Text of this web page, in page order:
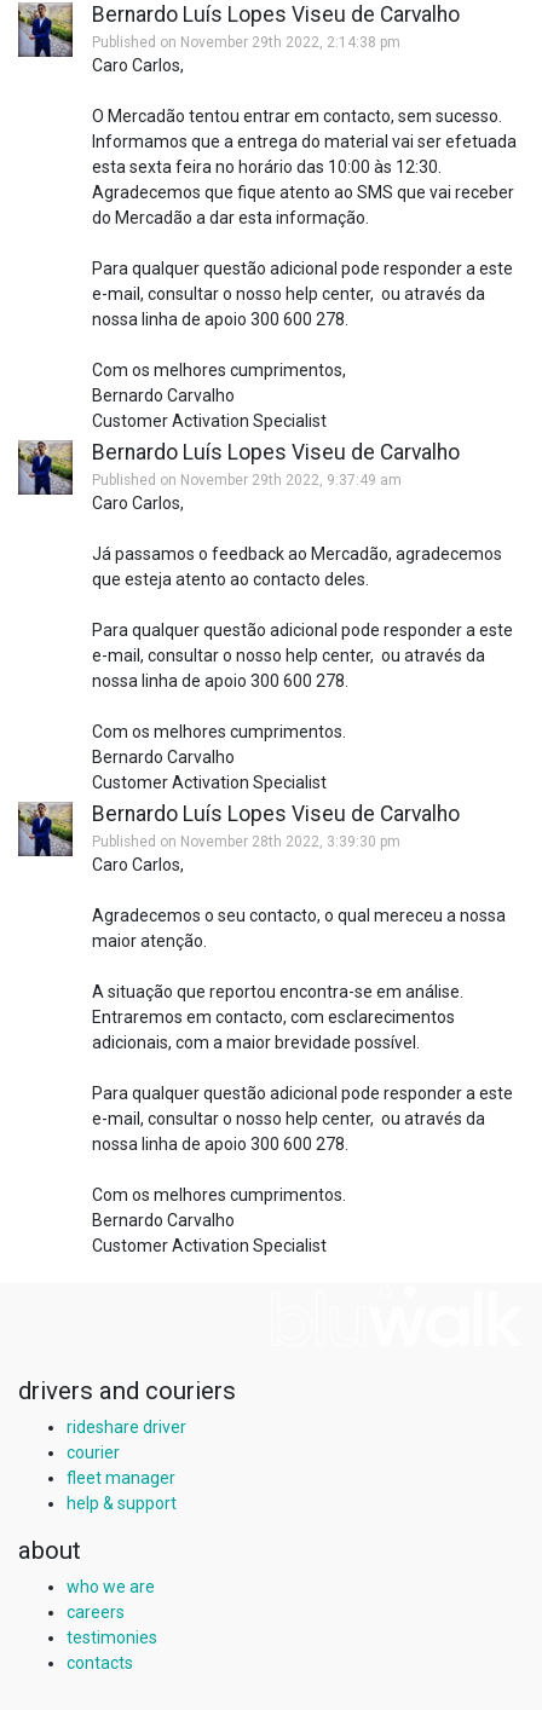
Bernardo Luís Lopes Viseu de Carvalho
Published on November 29th 2022, 2:14:38 pm
Caro Carlos,
O Mercadão tentou entrar em contacto, sem sucesso.
Informamos que a entrega do material vai ser efetuada
esta sexta feira no horário das 10:00 às 12:30.
Agradecemos que fique atento ao SMS que vai receber
do Mercadão a dar esta informação.
Para qualquer questão adicional pode responder a este
e-mail, consultar o nosso help center, ou através da
nossa linha de apoio 300 600 278.
Com os melhores cumprimentos,
Bernardo Carvalho
Customer Activation Specialist
Bernardo Luís Lopes Viseu de Carvalho
Published on November 29th 2022, 9:37:49 am
Caro Carlos,
Já passamos o feedback ao Mercadão, agradecemos
que esteja atento ao contacto deles.
Para qualquer questão adicional pode responder a este
e-mail, consultar o nosso help center, ou através da
nossa linha de apoio 300 600 278.
Com os melhores cumprimentos.
Bernardo Carvalho
Customer Activation Specialist
Bernardo Luís Lopes Viseu de Carvalho
Published on November 28th 2022, 3:39:30 pm
Caro Carlos,
Agradecemos o seu contacto, o qual mereceu a nossa
maior atenção.
A situação que reportou encontra-se em análise.
Entraremos em contacto, com esclarecimentos
adicionais, com a maior brevidade possível.
Para qualquer questão adicional pode responder a este
e-mail, consultar o nosso help center, ou através da
nossa linha de apoio 300 600 278.
Com os melhores cumprimentos.
Bernardo Carvalho
Customer Activation Specialist
drivers and couriers
rideshare driver
courier
fleet manager
help & support
about
who we are
careers
testimonies
contacts